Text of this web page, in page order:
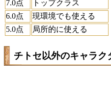
7.0点
トップクラス
6.0点
現環境でも使える
5.0点
局所的に使える
チトセ以外のキャラク